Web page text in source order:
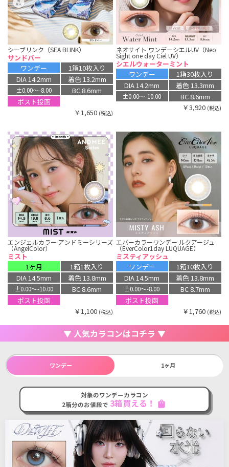
シーブリンク（SEA BLINK）
サンドバー
ワンデー
1箱10枚入り
DIA 14.2mm
着色 13.2mm
±0.00〜-8.00
BC 8.6mm
ポスト投函
￥1,650 (税込)
ネオサイト ワンデーシエルUV（Neo
Sight one day Ciel UV）
シエルウォーターミント
ワンデー
1箱30枚入り
DIA 14.2mm
着色 13.3mm
±0.00〜-10.00
BC 8.6mm
￥3,920 (税込)
エンジェルカラー アンドミーシリーズ
（AngelColor）
ミスト
1ヶ月
1箱1枚入り
DIA 14.5mm
着色 13.8mm
±0.00〜-10.00
BC 8.6mm
ポスト投函
￥1,100 (税込)
エバーカラーワンデー ルクアージュ
（EverColor1day LUQUAGE）
ミスティアッシュ
ワンデー
1箱10枚入り
DIA 14.5mm
着色 13.8mm
±0.00〜-8.00
BC 8.7mm
ポスト投函
￥1,760 (税込)
▼ 人気カラコンはコチラ ▼
ワンデー 1ヶ月
対象のワンデーカラコン
2箱分のお値段で 3箱買える！ shopping_bag